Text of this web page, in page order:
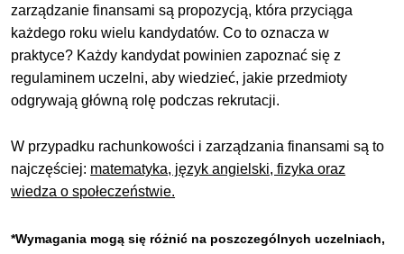
zarządzanie finansami są propozycją, która przyciąga
każdego roku wielu kandydatów. Co to oznacza w
praktyce? Każdy kandydat powinien zapoznać się z
regulaminem uczelni, aby wiedzieć, jakie przedmioty
odgrywają główną rolę podczas rekrutacji.
W przypadku rachunkowości i zarządzania finansami są to
najczęściej: matematyka, język angielski, fizyka oraz
wiedza o społeczeństwie.
*Wymagania mogą się różnić na poszczególnych uczelniach,